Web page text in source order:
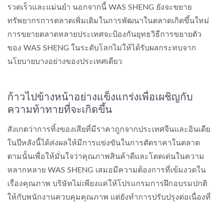
รวดเร็วและแม่นยำ นอกจากนี้ WAS SHENG ยังจะขยาย
ทรัพยากรการตลาดเพิ่มเติมในการพัฒนาในตลาดเกิดขึ้นใหม่
การขยายตลาดหลายประเทศจะป้องกันยุทธวิธีการขยายตัว
ของ WAS SHENG ในระดับโลกไม่ให้ได้รับผลกระทบจาก
นโยบายบางอย่างของประเทศเดียว
ก้าวไปข้างหน้าอย่างแข็งแกร่งเพื่อเผชิญกับ
ความท้าทายที่จะเกิดขึ้น
สังเกตว่าการทิ้งของเสียที่มีราคาถูกจากประเทศจีนและอินเดีย
ในปีหลังนี้ได้ส่งผลให้มีการแข่งขันในการตัดราคาในตลาด
ตามนั้นเพื่อให้มั่นใจว่าคุณภาพสินค้าดีและโดดเด่นในความ
หลากหลาย WAS SHENG เสมอมีความต้องการที่เข้มงวดใน
เรื่องคุณภาพ บริษัทไม่เพียงแค่ให้โปรแกรมการฝึกอบรมปกติ
ให้กับพนักงานควบคุมคุณภาพ แต่ยังทำการปรับปรุงต่อเนื่องที่